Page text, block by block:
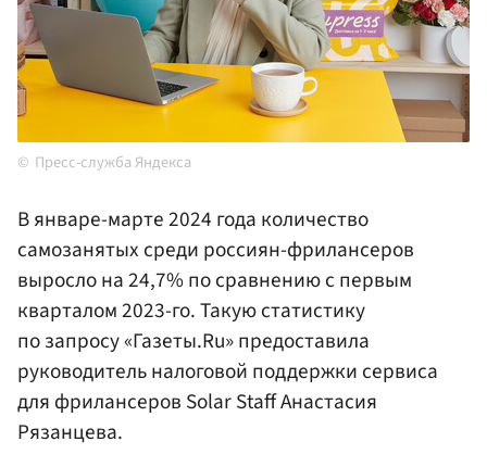
Пресс-служба Яндекса
В январе-марте 2024 года количество
самозанятых среди россиян-фрилансеров
выросло на 24,7% по сравнению с первым
кварталом 2023-го. Такую статистику
по запросу «Газеты.Ru» предоставила
руководитель налоговой поддержки сервиса
для фрилансеров Solar Staff Анастасия
Рязанцева.